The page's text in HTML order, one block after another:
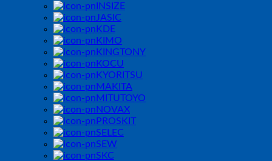
INSIZE
JASIC
KDE
KIMO
KINGTONY
KOCU
KYORITSU
MAKITA
MITUTOYO
NOVAX
PROSKIT
SELEC
SEW
SKC